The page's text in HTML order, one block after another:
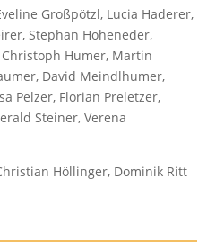
Großpötzl, Lucia Haderer,
Stephan Hoheneder,
Humer, Martin
David Meindlhumer,
Pelzer, Florian Preletzer,
Steiner, Verena
Höllinger, Dominik Ritt